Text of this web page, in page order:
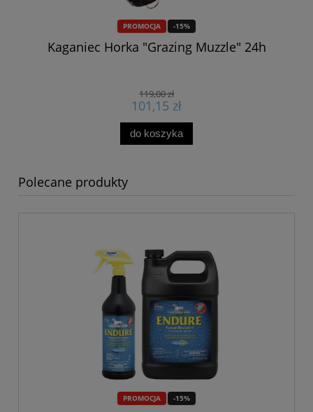
PROMOCJA -15%
Kaganiec Horka "Grazing Muzzle" 24h
119,00 zł
101,15 zł
do koszyka
Polecane produkty
PROMOCJA -15%